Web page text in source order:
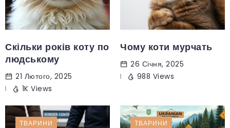
Скільки років коту по
людському
21 Лютого, 2025
1K Views
Чому коти мурчать
26 Січня, 2025
988 Views
ТВАРИНИ ТВАРИНИ